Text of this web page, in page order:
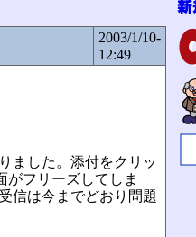
2003/1/10-
12:49
ました。添付をクリッ
がフリーズしてしま
信は今までどおり問題